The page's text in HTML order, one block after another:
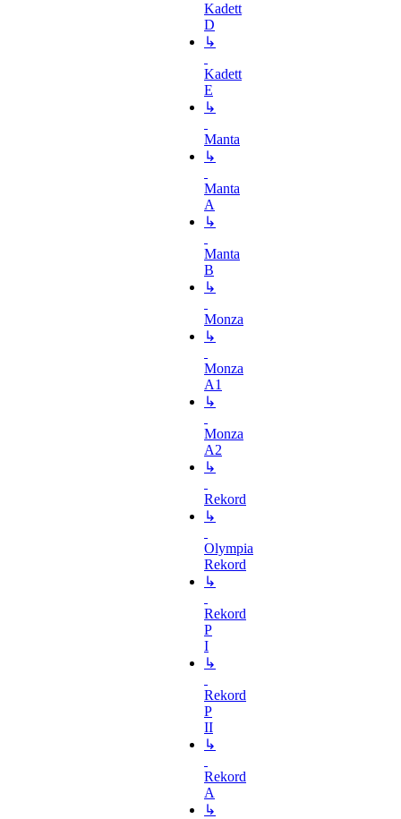
Kadett
D
↳
Kadett
E
↳
Manta
↳
Manta
A
↳
Manta
B
↳
Monza
↳
Monza
A1
↳
Monza
A2
↳
Rekord
↳
Olympia
Rekord
↳
Rekord
P
I
↳
Rekord
P
II
↳
Rekord
A
↳